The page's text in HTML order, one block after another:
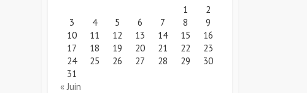
1
2
3
4 5 6 7 8
9
10
11 12 13 14 15
16
17
18 19 20 21 22
23
24
25 26 27 28 29
30
31
« Juin